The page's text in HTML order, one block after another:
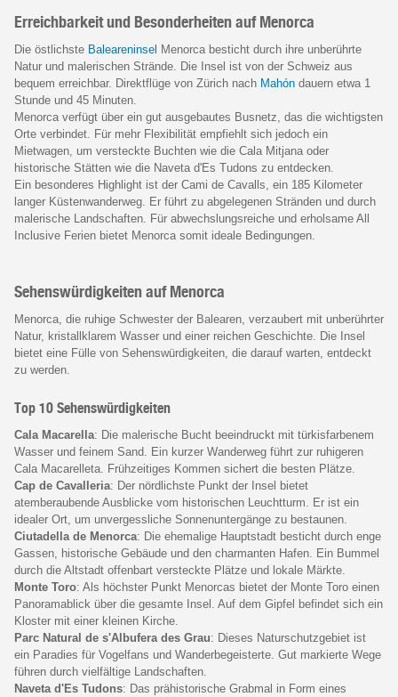
Erreichbarkeit und Besonderheiten auf Menorca
Die östlichste Baleareninsel Menorca besticht durch ihre unberührte
Natur und malerischen Strände. Die Insel ist von der Schweiz aus
bequem erreichbar. Direktflüge von Zürich nach Mahón dauern etwa 1
Stunde und 45 Minuten.
Menorca verfügt über ein gut ausgebautes Busnetz, das die wichtigsten
Orte verbindet. Für mehr Flexibilität empfiehlt sich jedoch ein
Mietwagen, um versteckte Buchten wie die Cala Mitjana oder
historische Stätten wie die Naveta d'Es Tudons zu entdecken.
Ein besonderes Highlight ist der Cami de Cavalls, ein 185 Kilometer
langer Küstenwanderweg. Er führt zu abgelegenen Stränden und durch
malerische Landschaften. Für abwechslungsreiche und erholsame All
Inclusive Ferien bietet Menorca somit ideale Bedingungen.
Sehenswürdigkeiten auf Menorca
Menorca, die ruhige Schwester der Balearen, verzaubert mit unberührter
Natur, kristallklarem Wasser und einer reichen Geschichte. Die Insel
bietet eine Fülle von Sehenswürdigkeiten, die darauf warten, entdeckt
zu werden.
Top 10 Sehenswürdigkeiten
Cala Macarella: Die malerische Bucht beeindruckt mit türkisfarbenem
Wasser und feinem Sand. Ein kurzer Wanderweg führt zur ruhigeren
Cala Macarelleta. Frühzeitiges Kommen sichert die besten Plätze.
Cap de Cavalleria: Der nördlichste Punkt der Insel bietet
atemberaubende Ausblicke vom historischen Leuchtturm. Er ist ein
idealer Ort, um unvergessliche Sonnenuntergänge zu bestaunen.
Ciutadella de Menorca: Die ehemalige Hauptstadt besticht durch enge
Gassen, historische Gebäude und den charmanten Hafen. Ein Bummel
durch die Altstadt offenbart versteckte Plätze und lokale Märkte.
Monte Toro: Als höchster Punkt Menorcas bietet der Monte Toro einen
Panoramablick über die gesamte Insel. Auf dem Gipfel befindet sich ein
Kloster mit einer kleinen Kirche.
Parc Natural de s'Albufera des Grau: Dieses Naturschutzgebiet ist
ein Paradies für Vogelfans und Wanderbegeisterte. Gut markierte Wege
führen durch vielfältige Landschaften.
Naveta d'Es Tudons: Das prähistorische Grabmal in Form eines